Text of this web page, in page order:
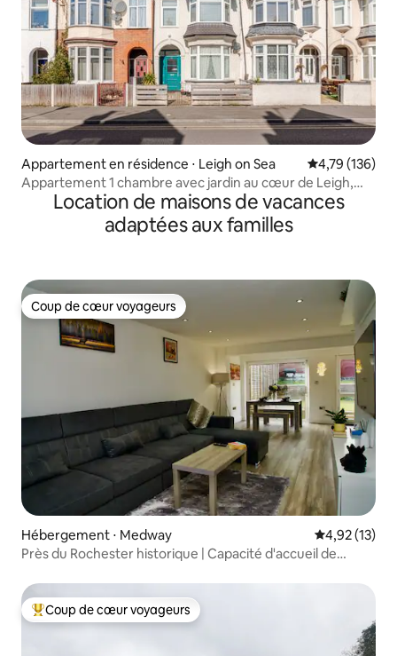
Appartement en résidence ⋅ Leigh on Sea Évaluation
4,79 (136)
Appartement 1 chambre avec jardin au cœur de Leigh,
pour 3 personnes.
Location de maisons de vacances
adaptées aux familles
Coup de cœur voyageurs
Coup de cœur voyageurs
Hébergement ⋅ Medway Évaluation
4,92 (13)
Près du Rochester historique | Capacité d'accueil de
Coups de cœur voyageurs les plus appréciés
Coup de cœur voyageurs